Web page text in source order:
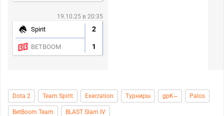
19.10.25 в 20:35
Spirit 2
BETBOOM 1
Dota 2 Team Spirit Execration Турниры gpK~ Palos
BetBoom Team BLAST Slam IV